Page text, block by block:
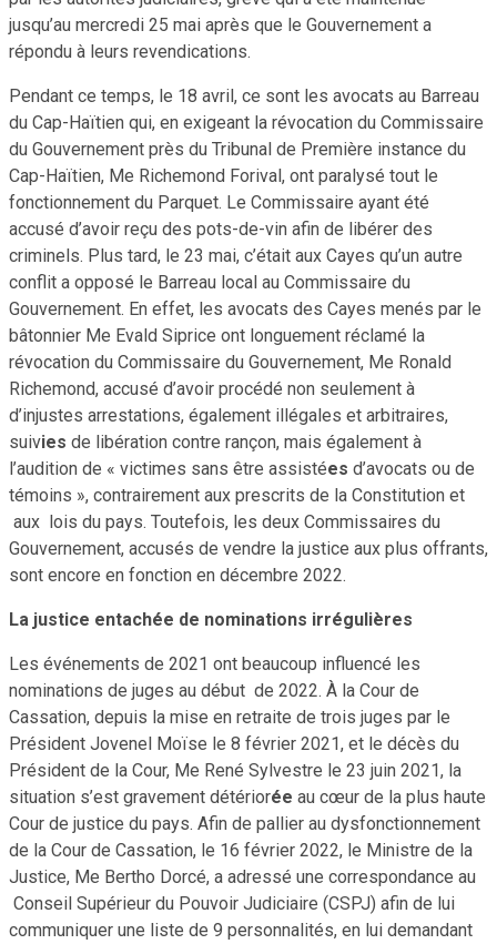
jusqu’au mercredi 25 mai après que le Gouvernement a
répondu à leurs revendications.
Pendant ce temps, le 18 avril, ce sont les avocats au Barreau
du Cap-Haïtien qui, en exigeant la révocation du Commissaire
du Gouvernement près du Tribunal de Première instance du
Cap-Haïtien, Me Richemond Forival, ont paralysé tout le
fonctionnement du Parquet. Le Commissaire ayant été
accusé d’avoir reçu des pots-de-vin afin de libérer des
criminels. Plus tard, le 23 mai, c’était aux Cayes qu’un autre
conflit a opposé le Barreau local au Commissaire du
Gouvernement. En effet, les avocats des Cayes menés par le
bâtonnier Me Evald Siprice ont longuement réclamé la
révocation du Commissaire du Gouvernement, Me Ronald
Richemond, accusé d’avoir procédé non seulement à
d’injustes arrestations, également illégales et arbitraires,
suivies de libération contre rançon, mais également à
l’audition de « victimes sans être assistées d’avocats ou de
témoins », contrairement aux prescrits de la Constitution et
aux lois du pays. Toutefois, les deux Commissaires du
Gouvernement, accusés de vendre la justice aux plus offrants,
sont encore en fonction en décembre 2022.
La justice entachée de nominations irrégulières
Les événements de 2021 ont beaucoup influencé les
nominations de juges au début de 2022. À la Cour de
Cassation, depuis la mise en retraite de trois juges par le
Président Jovenel Moïse le 8 février 2021, et le décès du
Président de la Cour, Me René Sylvestre le 23 juin 2021, la
situation s’est gravement détériorée au cœur de la plus haute
Cour de justice du pays. Afin de pallier au dysfonctionnement
de la Cour de Cassation, le 16 février 2022, le Ministre de la
Justice, Me Bertho Dorcé, a adressé une correspondance au
Conseil Supérieur du Pouvoir Judiciaire (CSPJ) afin de lui
communiquer une liste de 9 personnalités, en lui demandant